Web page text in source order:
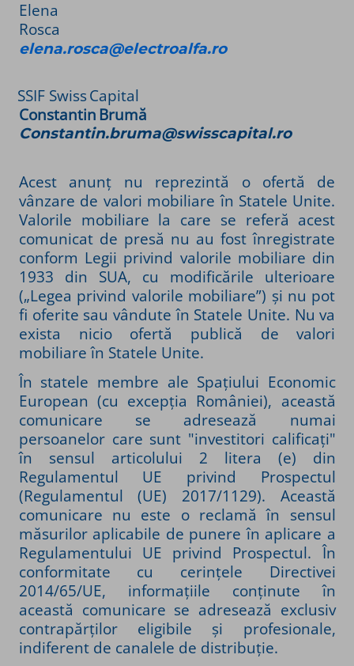
Elena
Rosca
elena.rosca@electroalfa.ro
SSIF SwissCapital
Constantin Brumă
Constantin.bruma@swisscapital.ro
Acest anunț nu reprezintă o ofertă de
vânzare de valori mobiliare în Statele Unite.
Valorile mobiliare la care se referă acest
comunicat de presă nu au fost înregistrate
conform Legii privind valorile mobiliare din
1933 din SUA, cu modificările ulterioare
(„Legea privind valorile mobiliare”) și nu pot
fi oferite sau vândute în Statele Unite. Nu va
exista nicio ofertă publică de valori
mobiliare în Statele Unite.
În statele membre ale Spațiului Economic
European (cu excepția României), această
comunicare se adresează numai
persoanelor care sunt "investitori calificați"
în sensul articolului 2 litera (e) din
Regulamentul UE privind Prospectul
(Regulamentul (UE) 2017/1129). Această
comunicare nu este o reclamă în sensul
măsurilor aplicabile de punere în aplicare a
Regulamentului UE privind Prospectul. În
conformitate cu cerințele Directivei
2014/65/UE, informațiile conținute în
această comunicare se adresează exclusiv
contrapărților eligibile și profesionale,
indiferent de canalele de distribuție.